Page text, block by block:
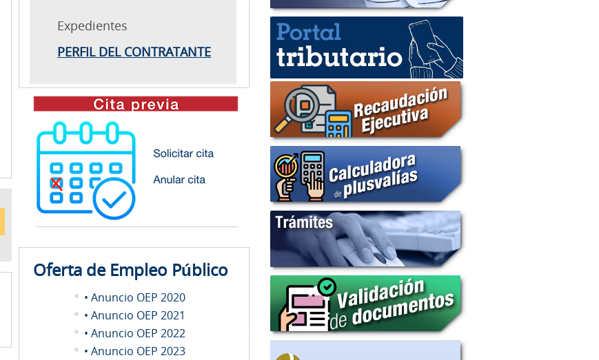
Expedientes
PERFIL DEL CONTRATANTE
Oferta de Empleo Público
• Anuncio OEP 2020
• Anuncio OEP 2021
• Anuncio OEP 2022
• Anuncio OEP 2023